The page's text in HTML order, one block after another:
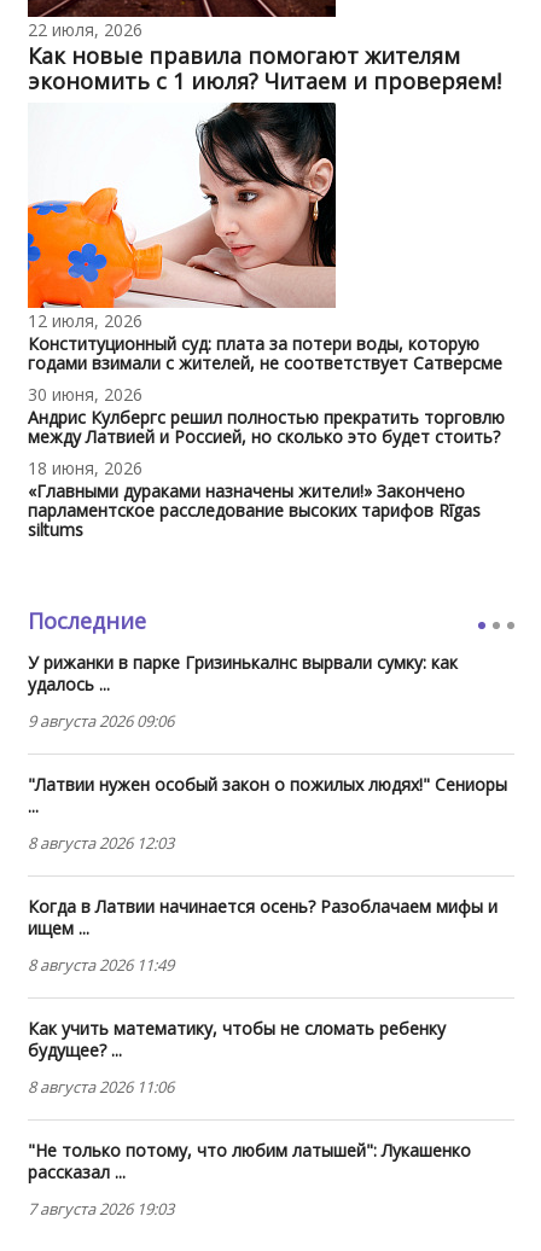
22 июля, 2026
Как новые правила помогают жителям
экономить с 1 июля? Читаем и проверяем!
12 июля, 2026
Конституционный суд: плата за потери воды, которую
годами взимали с жителей, не соответствует Сатверсме
30 июня, 2026
Андрис Кулбергс решил полностью прекратить торговлю
между Латвией и Россией, но сколько это будет стоить?
18 июня, 2026
«Главными дураками назначены жители!» Закончено
парламентское расследование высоких тарифов Rīgas
siltums
Последние
У рижанки в парке Гризинькалнс вырвали сумку: как
удалось ...
9 августа 2026 09:06
"Латвии нужен особый закон о пожилых людях!" Сениоры
...
8 августа 2026 12:03
Когда в Латвии начинается осень? Разоблачаем мифы и
ищем ...
8 августа 2026 11:49
Как учить математику, чтобы не сломать ребенку
будущее? ...
8 августа 2026 11:06
"Не только потому, что любим латышей": Лукашенко
рассказал ...
7 августа 2026 19:03